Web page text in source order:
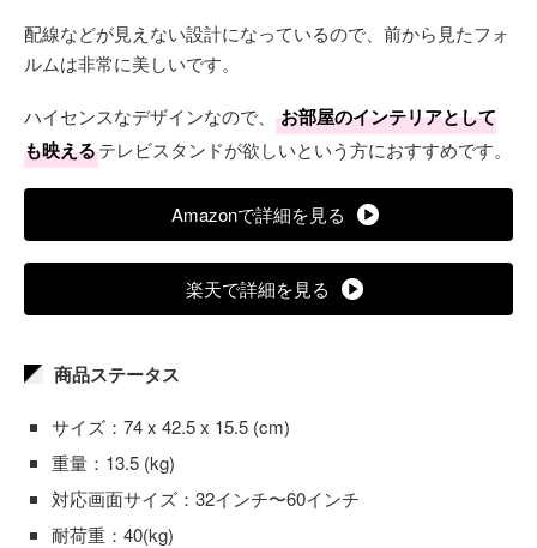
配線などが見えない設計になっているので、前から見たフォ
ルムは非常に美しいです。
ハイセンスなデザインなので、
お部屋のインテリアとして
も映えるテレビスタンドが欲しいという方におすすめです。
Amazonで詳細を見る
楽天で詳細を見る
商品ステータス
サイズ：74 x 42.5 x 15.5 (cm)
重量：13.5 (kg)
対応画面サイズ：32インチ〜60インチ
耐荷重：40(kg)